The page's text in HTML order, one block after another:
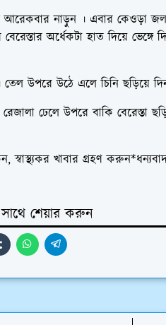
আরেকবার নাড়ুন । এবার কেওড়া
বেরেস্তার অর্ধেকটা হাত দিয়ে
উপরে উঠে এলে চিনি ছড়িয়ে
রেজালা ঢেলে উপরে বাকি
খাবার গ্রহণ
শেয়ার করুন